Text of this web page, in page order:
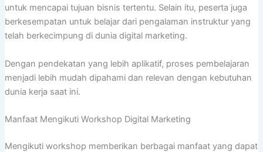
untuk mencapai tujuan bisnis tertentu. Selain itu, peserta juga
berkesempatan untuk belajar dari pengalaman instruktur yang
telah berkecimpung di dunia digital marketing.
Dengan pendekatan yang lebih aplikatif, proses pembelajaran
menjadi lebih mudah dipahami dan relevan dengan kebutuhan
dunia kerja saat ini.
Manfaat Mengikuti Workshop Digital Marketing
Mengikuti workshop memberikan berbagai manfaat yang dapat